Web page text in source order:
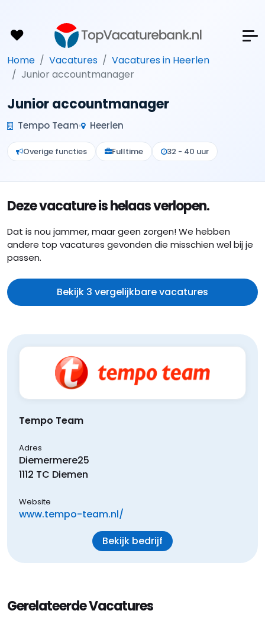
Home Vacatures
Vacatures in Heerlen
Junior accountmanager
Junior accountmanager
Tempo Team Heerlen
Overige functies Fulltime 32 - 40 uur
Deze vacature is helaas verlopen.
Dat is nou jammer, maar geen zorgen! We hebben
andere top vacatures gevonden die misschien wel bij je
passen.
Bekijk 3 vergelijkbare vacatures
Tempo Team
Adres
Diemermere25
1112 TC Diemen
Website
www.tempo-team.nl/
Bekijk bedrijf
Gerelateerde Vacatures